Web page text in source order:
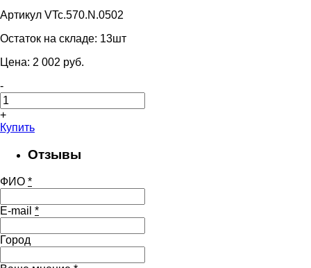
Артикул VTc.570.N.0502
Остаток на складе: 13шт
Цена: 2 002 pуб.
-
+
Купить
Отзывы
ФИО *
E-mail *
Город